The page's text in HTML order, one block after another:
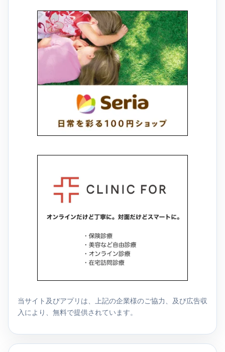
当サイト及びアプリは、上記の企業様のご協力、及び広告収
入により、無料で提供されています。